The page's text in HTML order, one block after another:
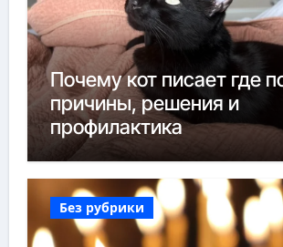
Почему кот писает где
причины, решения и
профилактика
Без рубрики